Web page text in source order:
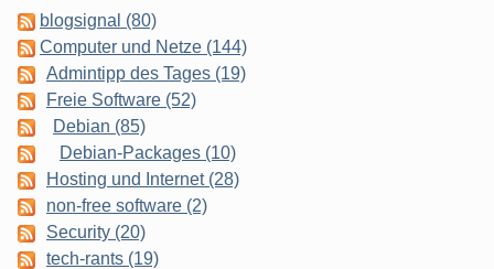
blogsignal (80)
Computer und Netze (144)
Admintipp des Tages (19)
Freie Software (52)
Debian (85)
Debian-Packages (10)
Hosting und Internet (28)
non-free software (2)
Security (20)
tech-rants (19)